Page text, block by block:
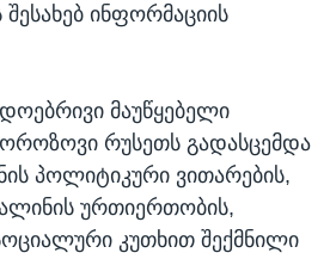
ინფორმაციის
მაუწყებელი
რუსეთს გადასცემდა
პოლიტიკური ვითარების,
ურთიერთობის,
კუთხით შექმნილი